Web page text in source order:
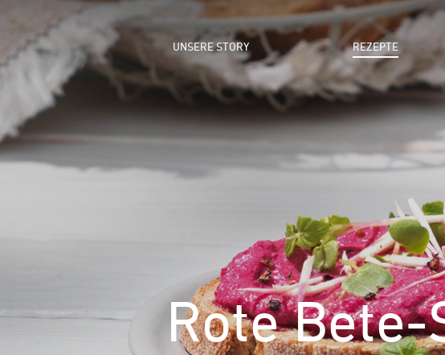
UNSERE STORY REZEPTE
Rote